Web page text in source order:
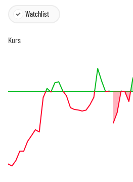
Watchlist
Kurs